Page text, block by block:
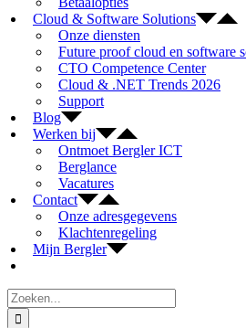
Cloud & Software Solutions
Onze diensten
Future proof cloud en software
CTO Competence Center
Cloud & .NET Trends 2026
Support
Blog
Werken bij
Ontmoet Bergler ICT
Berglance
Vacatures
Contact
Onze adresgegevens
Klachtenregeling
Mijn Bergler
Zoeken
naar: